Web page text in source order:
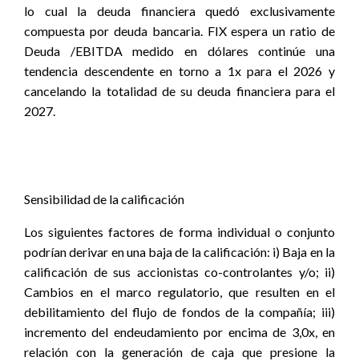
lo cual la deuda financiera quedó exclusivamente
compuesta por deuda bancaria. FIX espera un ratio de
Deuda /EBITDA medido en dólares continúe una
tendencia descendente en torno a 1x para el 2026 y
cancelando la totalidad de su deuda financiera para el
2027.
Sensibilidad de la calificación
Los siguientes factores de forma individual o conjunto
podrían derivar en una baja de la calificación: i) Baja en la
calificación de sus accionistas co-controlantes y/o; ii)
Cambios en el marco regulatorio, que resulten en el
debilitamiento del flujo de fondos de la compañía; iii)
incremento del endeudamiento por encima de 3,0x, en
relación con la generación de caja que presione la